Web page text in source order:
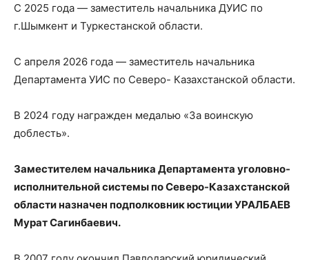
С 2025 года — заместитель начальника ДУИС по
г.Шымкент и Туркестанской области.
С апреля 2026 года — заместитель начальника
Департамента УИС по Северо- Казахстанской области.
В 2024 году награжден медалью «За воинскую
доблесть».
Заместителем начальника Департамента уголовно-
исполнительной системы по Северо-Казахстанской
области назначен подполковник юстиции УРАЛБАЕВ
Мурат Сагинбаевич.